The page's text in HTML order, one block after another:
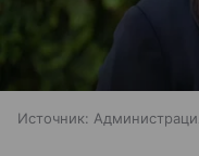
Источник: